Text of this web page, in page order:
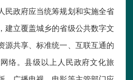
政府应当统筹规划和实施全省
建立覆盖城乡的省级公共数字文
源共享、标准统一、互联互通的
络。县级以上人民政府文化旅